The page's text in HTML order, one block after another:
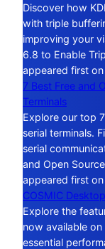
Discover how
with triple
improving your
6.8 to Enable
appeared first
7 Best Free and
Terminals
Explore our top
serial terminals.
serial
and Open
appeared first
COSMIC
Explore the
now available
essential